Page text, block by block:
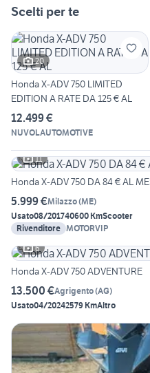
Scelti per te
20
Honda X-ADV 750 LIMITED
EDITION A RATE DA 125 € AL
12.499 €
NUVOLAUTOMOTIVE
11
Honda X-ADV 750 DA 84 € AL
5.999 €Milazzo(ME)
Usato08/201740600 KmScooter
Rivenditore MOTORVIP
6
Honda X-ADV 750 ADVENTURE
13.500 €Agrigento(AG)
Usato04/20242579 KmAltro